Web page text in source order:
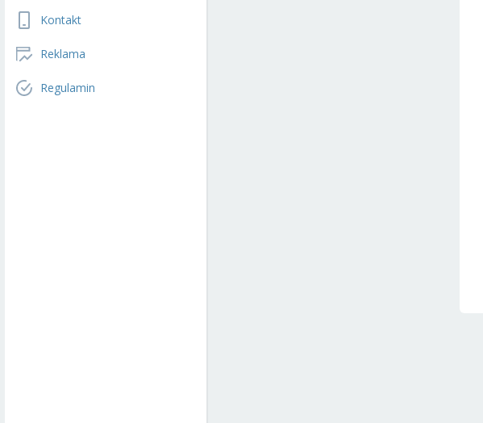
Kontakt
Reklama
Regulamin